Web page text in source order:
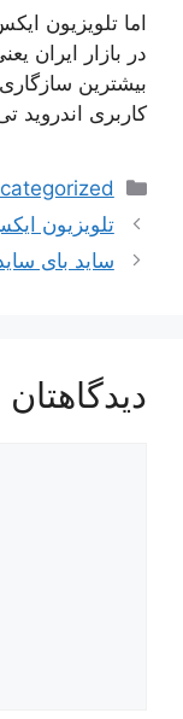
اما تلویزیون
بیشترین
کاربری اندروید
دسته‌ها
ناوبری
نوشته‌ها
تلویزیون
ساید بای